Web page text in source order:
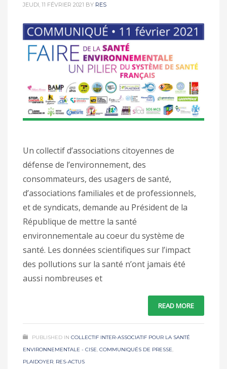
JEUDI, 11 FÉVRIER 2021 BY RES
Un collectif d’associations citoyennes de
défense de l’environnement, des
consommateurs, des usagers de santé,
d’associations familiales et de professionnels,
et de syndicats, demande au Président de la
République de mettre la santé
environnementale au coeur du système de
santé. Les données scientifiques sur l’impact
des pollutions sur la santé n’ont jamais été
aussi nombreuses et
READ MORE
PUBLISHED IN COLLECTIF INTER-ASSOCIATIF POUR LA SANTÉ
ENVIRONNEMENTALE - CISE, COMMUNIQUÉS DE PRESSE,
PLAIDOYER, RES-ACTUS